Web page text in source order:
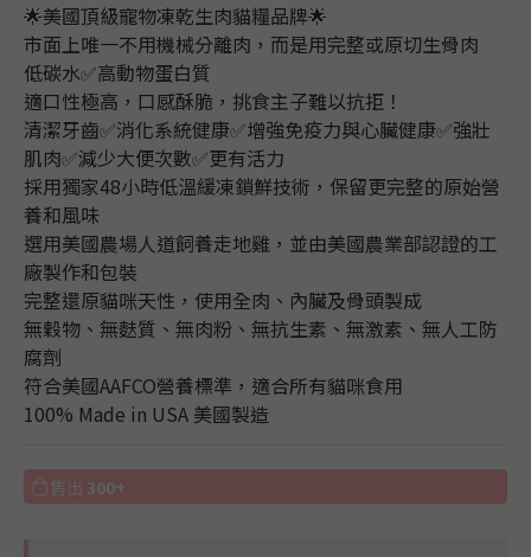
🌟美國頂級寵物凍乾生肉貓糧品牌🌟
市面上唯一不用機械分離肉，而是用完整或原切生骨肉
低碳水✅高動物蛋白質
適口性極高，口感酥脆，挑食主子難以抗拒！
清潔牙齒✅消化系統健康✅增強免疫力與心臟健康✅強壯
肌肉✅減少大便次數✅更有活力
採用獨家48小時低溫緩凍鎖鮮技術，保留更完整的原始營
養和風味
選用美國農場人道飼養走地雞，並由美國農業部認證的工
廠製作和包裝
完整還原貓咪天性，使用全肉、內臟及骨頭製成
無穀物、無麩質、無肉粉、無抗生素、無激素、無人工防
腐劑
符合美國AAFCO營養標準，適合所有貓咪食用
100% Made in USA 美國製造
售出 300+